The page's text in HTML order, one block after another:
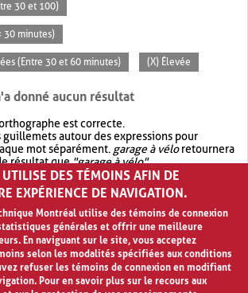
30 et 100)
30 minutes)
(Entre 30 et 60 minutes) (X) Élevée
donné aucun résultat
est correcte.
guillemets autour des expressions pour
mot séparément. garage à véloretournera
résultat que"garage à vélo".
votre recherche avec OR.garage OR vélo
plus de résultat quegarage à vélo
DES TÉMOINS AFIN DE
EXPÉRIENCE DE NAVIGATION.
Montréal utilise des témoins de connexion
générales et offrir une meilleure
En naviguant sur le site, vous acceptez
selon les modalités spécifiées aux conditions
refuser les témoins de connexion en modifiant
Pour en savoir plus sur le recours aux